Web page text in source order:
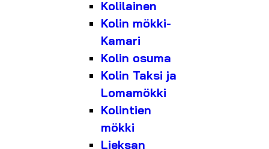
Kolilainen
Kolin mökki-
Kamari
Kolin osuma
Kolin Taksi ja
Lomamökki
Kolintien
mökki
Lieksan